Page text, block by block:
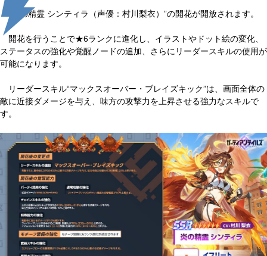
“炎の精霊 シンティラ（声優：村川梨衣）”の開花が開放されます。
開花を行うことで★6ランクに進化し、イラストやドット絵の変化、
ステータスの強化や覚醒ノードの追加、さらにリーダースキルの使用が
可能になります。
リーダースキル“マックスオーバー・ブレイズキック”は、画面全体の
敵に近接ダメージを与え、味方の攻撃力を上昇させる強力なスキルで
す。